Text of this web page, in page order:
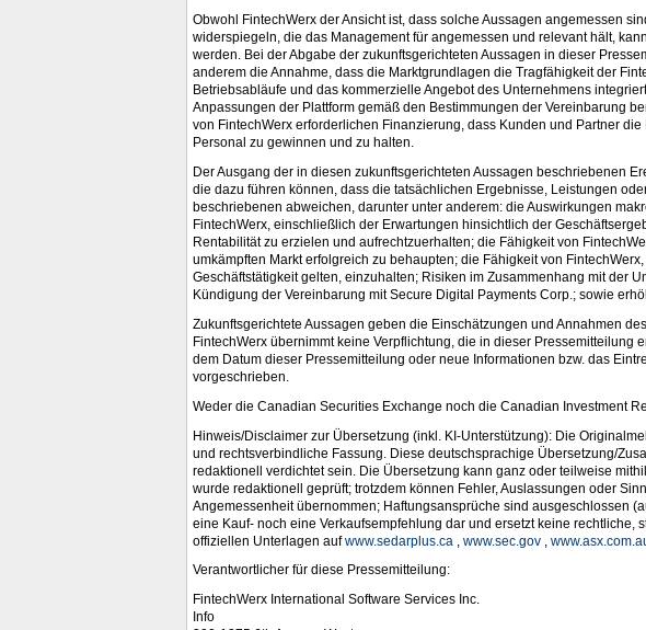
Obwohl FintechWerx der Ansicht ist, dass solche Aussagen angemessen
widerspiegeln, die das Management für angemessen und relevant hält,
werden. Bei der Abgabe der zukunftsgerichteten Aussagen in dieser
anderem die Annahme, dass die Marktgrundlagen die Tragfähigkeit der
Betriebsabläufe und das kommerzielle Angebot des Unternehmens
Anpassungen der Plattform gemäß den Bestimmungen der Vereinbarung
von FintechWerx erforderlichen Finanzierung, dass Kunden und Partner
Personal zu gewinnen und zu halten.
Der Ausgang der in diesen zukunftsgerichteten Aussagen beschriebenen
die dazu führen können, dass die tatsächlichen Ergebnisse, Leistungen
beschriebenen abweichen, darunter unter anderem: die Auswirkungen
FintechWerx, einschließlich der Erwartungen hinsichtlich der
Rentabilität zu erzielen und aufrechtzuerhalten; die Fähigkeit von
umkämpften Markt erfolgreich zu behaupten; die Fähigkeit von
Geschäftstätigkeit gelten, einzuhalten; Risiken im Zusammenhang mit der
Kündigung der Vereinbarung mit Secure Digital Payments Corp.; sowie
Zukunftsgerichtete Aussagen geben die Einschätzungen und Annahmen
FintechWerx übernimmt keine Verpflichtung, die in dieser
dem Datum dieser Pressemitteilung oder neue Informationen bzw. das
vorgeschrieben.
Weder die Canadian Securities Exchange noch die Canadian Investment
Hinweis/Disclaimer zur Übersetzung (inkl. KI-Unterstützung): Die
und rechtsverbindliche Fassung. Diese deutschsprachige Übersetzung/
redaktionell verdichtet sein. Die Übersetzung kann ganz oder teilweise
wurde redaktionell geprüft; trotzdem können Fehler, Auslassungen oder
Angemessenheit übernommen; Haftungsansprüche sind ausgeschlossen
eine Kauf- noch eine Verkaufsempfehlung dar und ersetzt keine
offiziellen Unterlagen aufwww.sedarplus.ca www.sec.gov
Verantwortlicher für diese Pressemitteilung:
FintechWerx International Software Services Inc.
Info